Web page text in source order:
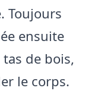
Toujours
ensuite
de bois,
le corps.